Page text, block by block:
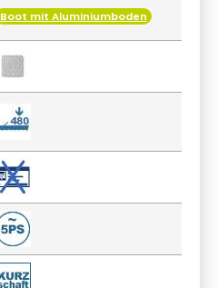
Boot mit Aluminiumboden